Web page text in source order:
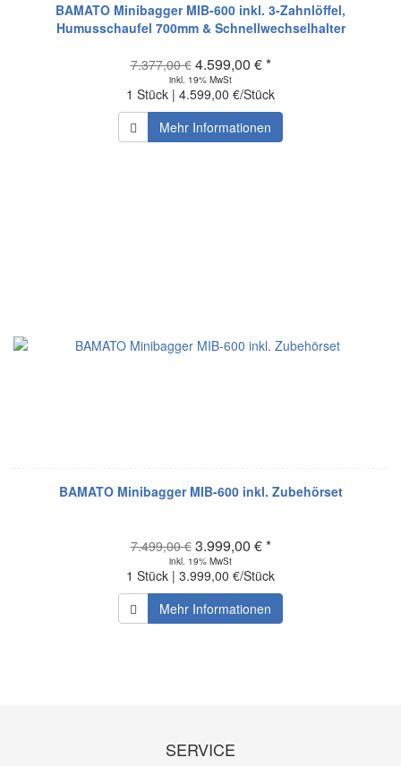
BAMATO Minibagger MIB-600 inkl. 3-Zahnlöffel,
Humusschaufel 700mm & Schnellwechselhalter
7.377,00 € 4.599,00 € *
inkl. 19% MwSt
1 Stück | 4.599,00 €/Stück
Mehr Informationen
BAMATO Minibagger MIB-600 inkl. Zubehörset
7.499,00 € 3.999,00 € *
inkl. 19% MwSt
1 Stück | 3.999,00 €/Stück
Mehr Informationen
SERVICE